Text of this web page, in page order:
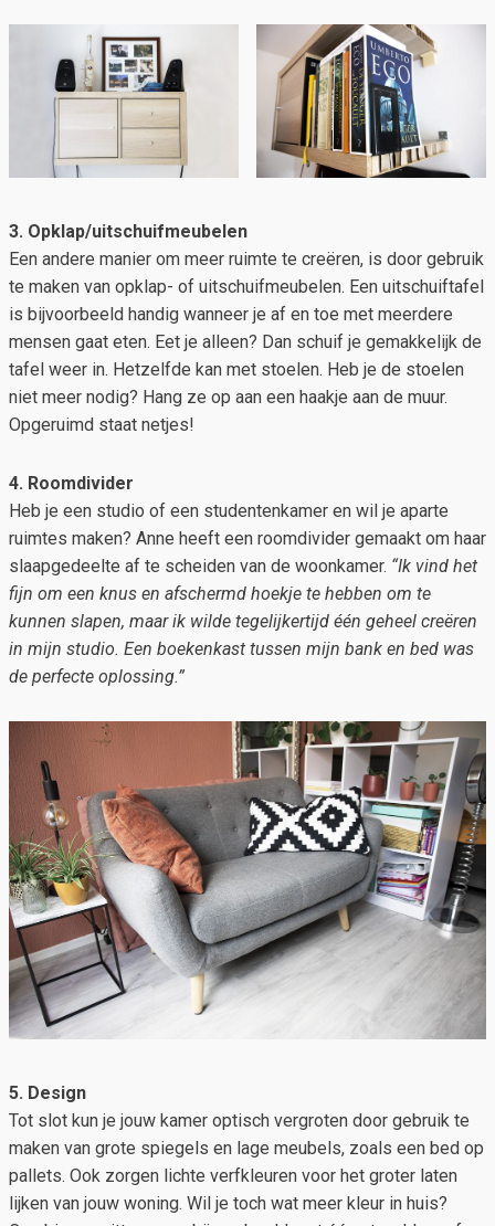
3. Opklap/uitschuifmeubelen
Een andere manier om meer ruimte te creëren, is door gebruik
te maken van opklap- of uitschuifmeubelen. Een uitschuiftafel
is bijvoorbeeld handig wanneer je af en toe met meerdere
mensen gaat eten. Eet je alleen? Dan schuif je gemakkelijk de
tafel weer in. Hetzelfde kan met stoelen. Heb je de stoelen
niet meer nodig? Hang ze op aan een haakje aan de muur.
Opgeruimd staat netjes!
4. Roomdivider
Heb je een studio of een studentenkamer en wil je aparte
ruimtes maken? Anne heeft een roomdivider gemaakt om haar
slaapgedeelte af te scheiden van de woonkamer. “Ik vind het
fijn om een knus en afschermd hoekje te hebben om te
kunnen slapen, maar ik wilde tegelijkertijd één geheel creëren
in mijn studio. Een boekenkast tussen mijn bank en bed was
de perfecte oplossing.”
5. Design
Tot slot kun je jouw kamer optisch vergroten door gebruik te
maken van grote spiegels en lage meubels, zoals een bed op
pallets. Ook zorgen lichte verfkleuren voor het groter laten
lijken van jouw woning. Wil je toch wat meer kleur in huis?